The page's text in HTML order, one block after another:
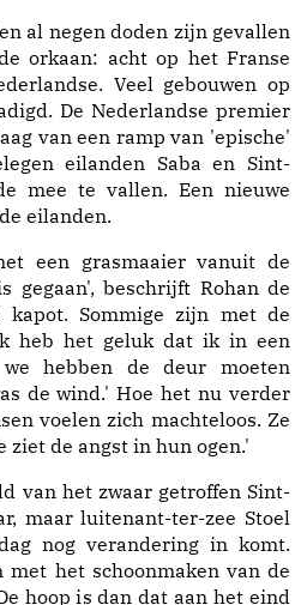
al negen doden zijn gevallen
orkaan: acht op het Franse
Veel gebouwen op
De Nederlandse premier
van een ramp van 'epische'
eilanden Saba en Sint-
mee te vallen. Een nieuwe
eilanden.
een grasmaaier vanuit de
gegaan', beschrijft Rohan de
Sommige zijn met de
heb het geluk dat ik in een
hebben de deur moeten
de wind.' Hoe het nu verder
voelen zich machteloos. Ze
ziet de angst in hun ogen.'
van het zwaar getroffen Sint-
maar luitenant-ter-zee Stoel
nog verandering in komt.
het schoonmaken van de
hoop is dan dat aan het eind